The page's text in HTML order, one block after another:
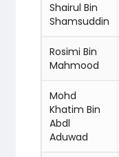
Shairul Bin
Shamsuddin
Rosimi Bin
Mahmood
Mohd
Khatim Bin
Abdl
Aduwad